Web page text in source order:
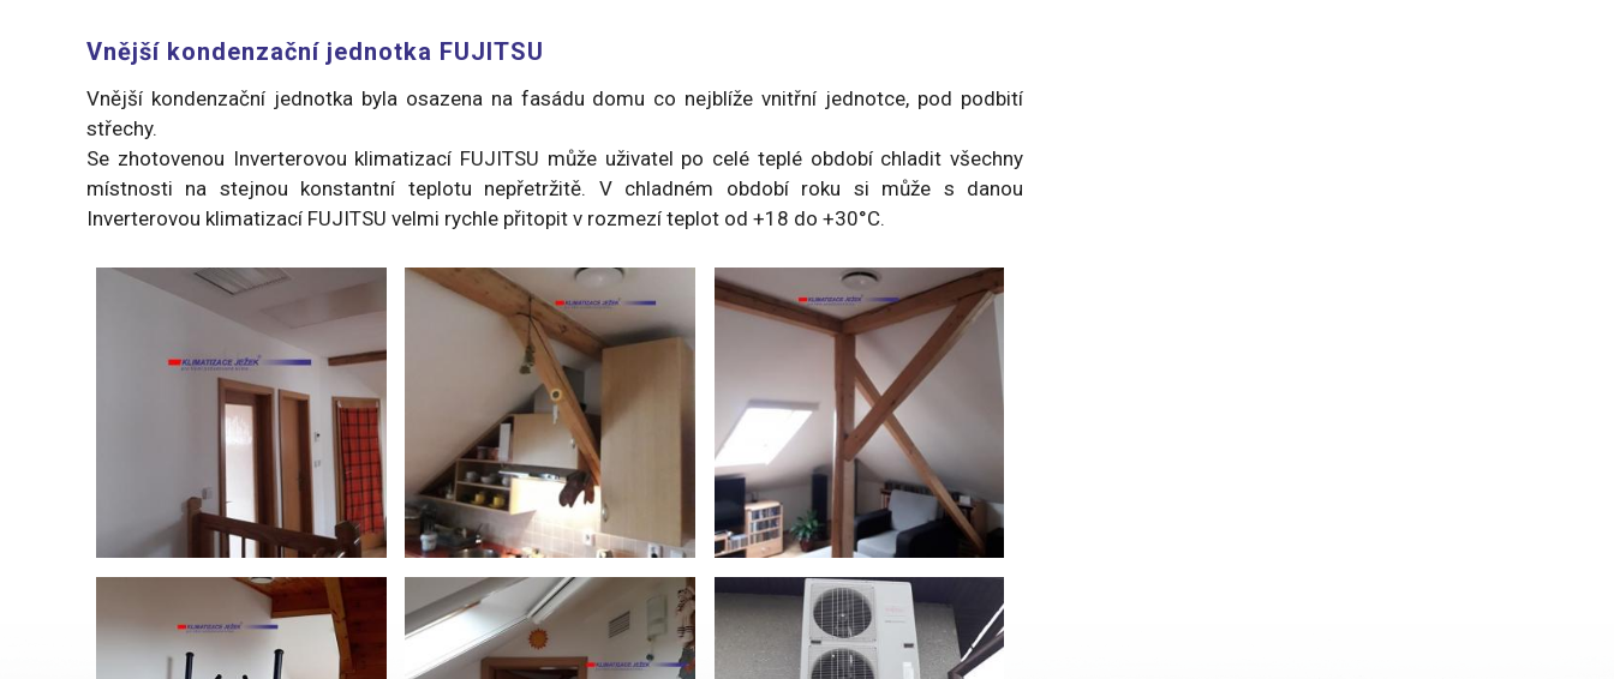
Vnější kondenzační jednotka FUJITSU
Vnější kondenzační jednotka byla osazena na fasádu domu co nejblíže vnitřní jednotce, pod podbití
střechy.
Se zhotovenou Inverterovou klimatizací FUJITSU může uživatel po celé teplé období chladit všechny
místnosti na stejnou konstantní teplotu nepřetržitě. V chladném období roku si může s danou
Inverterovou klimatizací FUJITSU velmi rychle přitopit v rozmezí teplot od +18 do +30°C.